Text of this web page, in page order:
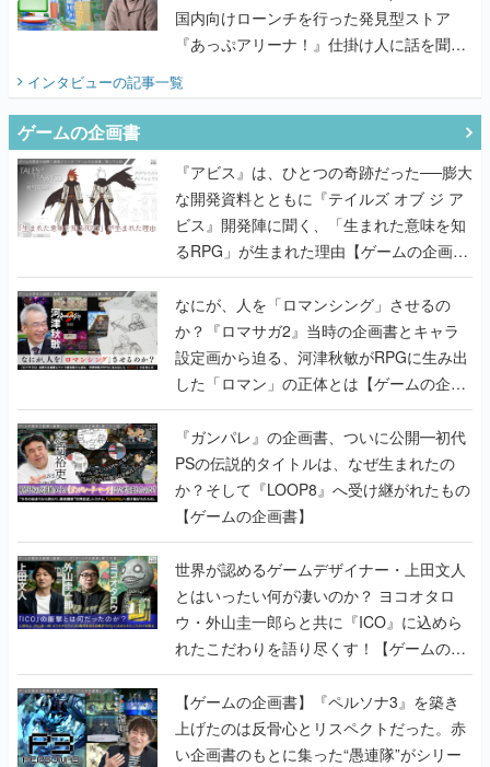
国内向けローンチを行った発見型ストア
『あっぷアリーナ！』仕掛け人に話を聞い
インタビューの記事一覧
ゲームの企画書
『アビス』は、ひとつの奇跡だった──膨大
な開発資料とともに『テイルズ オブ ジ ア
ビス』開発陣に聞く、「生まれた意味を知
るRPG」が生まれた理由【ゲームの企画
書】
なにが、人を「ロマンシング」させるの
か？『ロマサガ2』当時の企画書とキャラ
設定画から迫る、河津秋敏がRPGに生み出
した「ロマン」の正体とは【ゲームの企画
書】
『ガンパレ』の企画書、ついに公開━初代
PSの伝説的タイトルは、なぜ生まれたの
か？そして『LOOP8』へ受け継がれたもの
【ゲームの企画書】
世界が認めるゲームデザイナー・上田文人
とはいったい何が凄いのか？ ヨコオタロ
ウ・外山圭一郎らと共に『ICO』に込めら
れたこだわりを語り尽くす！【ゲームの企
画書】
【ゲームの企画書】『ペルソナ3』を築き
上げたのは反骨心とリスペクトだった。赤
い企画書のもとに集った“愚連隊”がシリー